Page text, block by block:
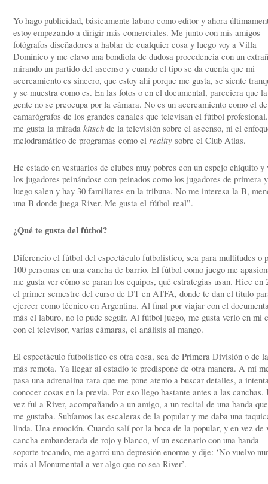
Yo hago publicidad, básicamente laburo como editor y ahora
estoy empezando a dirigir más comerciales. Me junto con mis amigos
fotógrafos diseñadores a hablar de cualquier cosa y luego voy a Villa
Domínico y me clavo una bondiola de dudosa procedencia con un
mirando un partido del ascenso y cuando el tipo se da cuenta que mi
acercamiento es sincero, que estoy ahí porque me gusta, se siente
y se muestra como es. En las fotos o en el documental, pareciera que la
gente no se preocupa por la cámara. No es un acercamiento como el
camarógrafos de los grandes canales que televisan el fútbol
me gusta la mirada kitsch de la televisión sobre el ascenso, ni el
melodramático de programas como el reality sobre el Club Atlas.
He estado en vestuarios de clubes muy pobres con un espejo chiquito y
los jugadores peinándose con peinados como los jugadores de primera y
luego salen y hay 30 familiares en la tribuna. No me interesa la B,
una B donde juega River. Me gusta el fútbol real”.
¿Qué te gusta del fútbol?
Diferencio el fútbol del espectáculo futbolístico, sea para multitudes o
100 personas en una cancha de barrio. El fútbol como juego me
me gusta ver cómo se paran los equipos, qué estrategias usan. Hice en
el primer semestre del curso de DT en ATFA, donde te dan el título
ejercer como técnico en Argentina. Al final por viajar con el
más el laburo, no lo pude seguir. Al fútbol juego, me gusta verlo en mi
con el televisor, varias cámaras, el análisis al mango.
El espectáculo futbolístico es otra cosa, sea de Primera División o de
más remota. Ya llegar al estadio te predispone de otra manera. A mí
pasa una adrenalina rara que me pone atento a buscar detalles, a
conocer cosas en la previa. Por eso llego bastante antes a las canchas.
vez fui a River, acompañando a un amigo, a un recital de una banda
me gustaba. Subíamos las escaleras de la popular y me daba una
linda. Una emoción. Cuando salí por la boca de la popular, y en vez de
cancha embanderada de rojo y blanco, ví un escenario con una banda
soporte tocando, me agarró una depresión enorme y dije: ‘No vuelvo
más al Monumental a ver algo que no sea River’.